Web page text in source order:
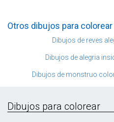
Otros dibujos para colorear
Dibujos de reves
Dibujos de alegria
Dibujos de monstruo
Dibujos para colorear